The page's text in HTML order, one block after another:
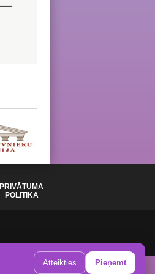
PRIVĀTUMA
POLITIKA
Atteikties Pieņemt